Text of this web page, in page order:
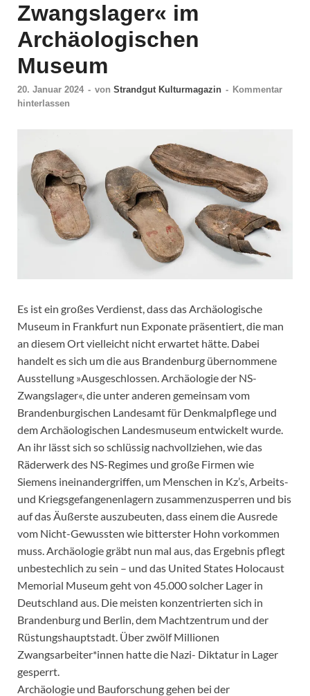
Zwangslager« im
Archäologischen
Museum
20. Januar 2024 - von Strandgut Kulturmagazin - Kommentar
hinterlassen
Es ist ein großes Verdienst, dass das Archäologische
Museum in Frankfurt nun Exponate präsentiert, die man
an diesem Ort vielleicht nicht erwartet hätte. Dabei
handelt es sich um die aus Brandenburg übernommene
Ausstellung »Ausgeschlossen. Archäologie der NS-
Zwangslager«, die unter anderen gemeinsam vom
Brandenburgischen Landesamt für Denkmalpflege und
dem Archäologischen Landesmuseum entwickelt wurde.
An ihr lässt sich so schlüssig nachvollziehen, wie das
Räderwerk des NS-Regimes und große Firmen wie
Siemens ineinandergriffen, um Menschen in Kz’s, Arbeits-
und Kriegsgefangenenlagern zusammenzusperren und bis
auf das Äußerste auszubeuten, dass einem die Ausrede
vom Nicht-Gewussten wie bitterster Hohn vorkommen
muss. Archäologie gräbt nun mal aus, das Ergebnis pflegt
unbestechlich zu sein – und das United States Holocaust
Memorial Museum geht von 45.000 solcher Lager in
Deutschland aus. Die meisten konzentrierten sich in
Brandenburg und Berlin, dem Machtzentrum und der
Rüstungshauptstadt. Über zwölf Millionen
Zwangsarbeiter*innen hatte die Nazi- Diktatur in Lager
gesperrt.
Archäologie und Bauforschung gehen bei der